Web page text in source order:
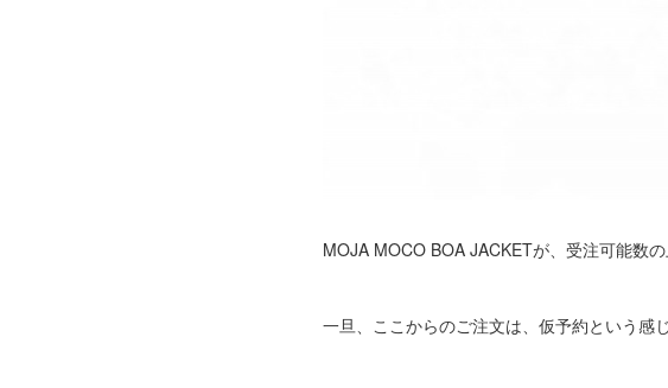
MOJA MOCO BOA JACKETが、受注可能数
一旦、ここからのご注文は、仮予約という感じ